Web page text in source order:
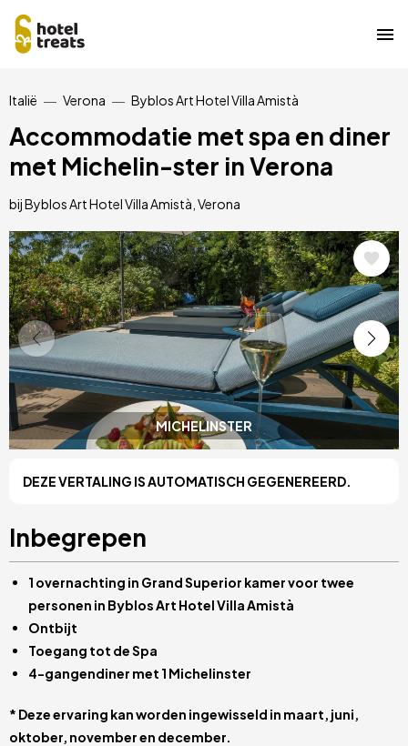
naar
hoofdinhoud
Italië Verona Byblos Art Hotel Villa Amistà
Accommodatie met spa en diner
met Michelin-ster in Verona
bij Byblos Art Hotel Villa Amistà, Verona
Afbeelding
MICHELINSTER
DEZE VERTALING IS AUTOMATISCH GEGENEREERD.
Inbegrepen
1 overnachting in Grand Superior kamer voor twee
personen in Byblos Art Hotel Villa Amistà
Ontbijt
Toegang tot de Spa
4-gangendiner met 1 Michelinster
* Deze ervaring kan worden ingewisseld in maart, juni,
oktober, november en december.